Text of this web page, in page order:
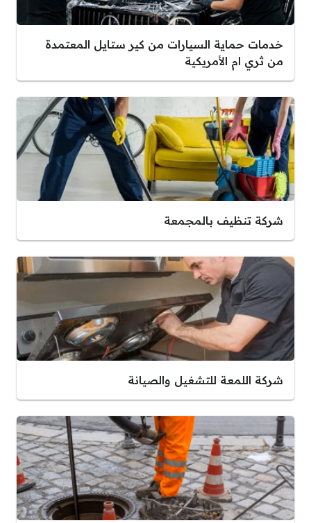
خدمات حماية السيارات من كير ستايل المعتمدة
من ثري ام الأمريكية
شركة تنظيف بالمجمعة
شركة اللمعة للتشغيل والصيانة